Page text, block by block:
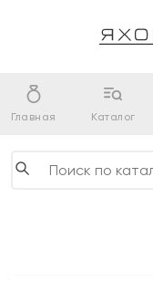
Главная Каталог